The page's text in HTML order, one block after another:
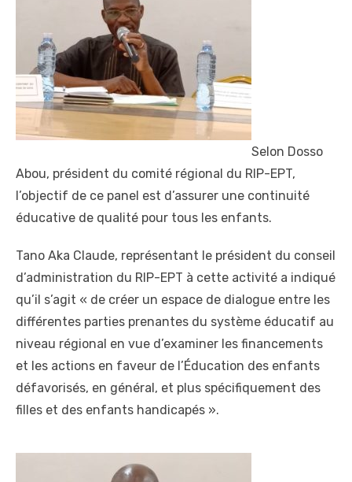
Selon Dosso
Abou, président du comité régional du RIP-EPT,
l’objectif de ce panel est d’assurer une continuité
éducative de qualité pour tous les enfants.
Tano Aka Claude, représentant le président du conseil
d’administration du RIP-EPT à cette activité a indiqué
qu’il s’agit « de créer un espace de dialogue entre les
différentes parties prenantes du système éducatif au
niveau régional en vue d’examiner les financements
et les actions en faveur de l’Éducation des enfants
défavorisés, en général, et plus spécifiquement des
filles et des enfants handicapés ».